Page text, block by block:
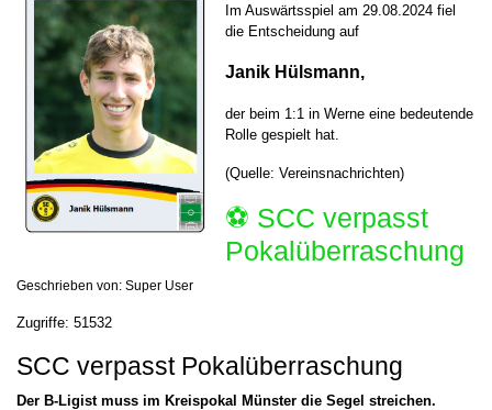
Im Auswärtsspiel am 29.08.2024 fiel
die Entscheidung auf
Janik Hülsmann,
der beim 1:1 in Werne eine bedeutende
Rolle gespielt hat.
(Quelle: Vereinsnachrichten)
⚽️ SCC verpasst
Pokalüberraschung
Geschrieben von: Super User
Zugriffe: 51532
SCC verpasst Pokalüberraschung
Der B-Ligist muss im Kreispokal Münster die Segel streichen.